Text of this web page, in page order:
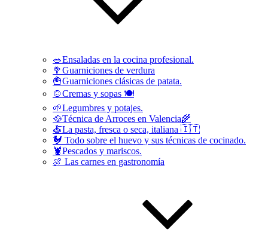
🥗Ensaladas en la cocina profesional.
🥦Guarniciones de verdura
🍟Guarniciones clásicas de patata.
🍲Cremas y sopas 🍽
🌱Legumbres y potajes.
🥘Técnica de Arroces en Valencia🌾
🍝La pasta, fresca o seca, italiana 🇮🇹
🐓 Todo sobre el huevo y sus técnicas de cocinado.
🦞Pescados y mariscos.
🍖 Las carnes en gastronomía